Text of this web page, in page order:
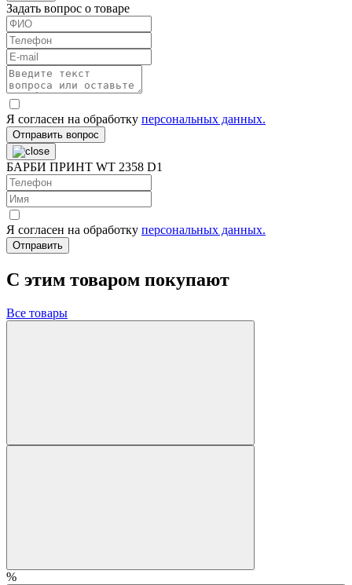
Задать вопрос о товаре
Я согласен на обработку персональных данных.
Отправить вопрос
БАРБИ ПРИНТ WT 2358 D1
Я согласен на обработку персональных данных.
Отправить
C этим товаром покупают
Все товары
%